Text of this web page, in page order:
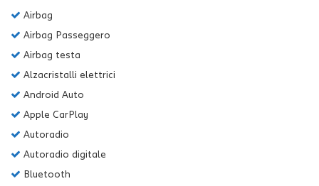
Airbag
Airbag Passeggero
Airbag testa
Alzacristalli elettrici
Android Auto
Apple CarPlay
Autoradio
Autoradio digitale
Bluetooth
impostazioni